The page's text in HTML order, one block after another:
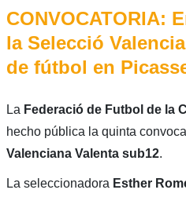
CONVOCATORIA:
la Selecció
de fútbol en
La Federació de Futbol de la
hecho pública la quinta
Valenciana Valenta sub12.
La seleccionadora Esther